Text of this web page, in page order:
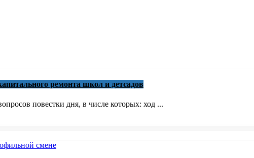
ремонта школ и детсадов
повестки дня, в числе которых: ход ...